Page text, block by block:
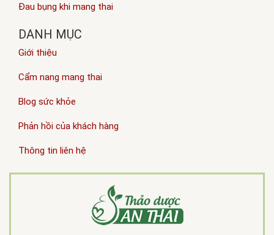
Đau bụng khi mang thai
DANH MỤC
Giới thiệu
Cẩm nang mang thai
Blog sức khỏe
Phản hồi của khách hàng
Thông tin liên hệ